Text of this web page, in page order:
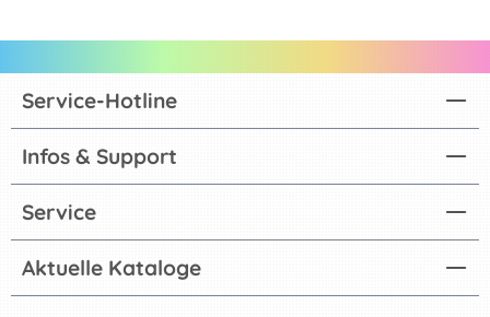
Aktuelle Kataloge
Service-Hotline
Infos & Support
Service